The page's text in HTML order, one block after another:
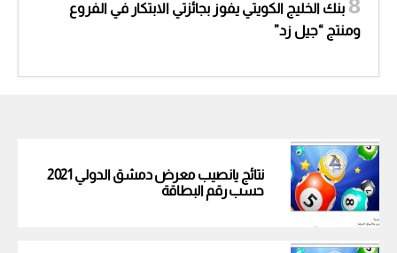
بنك الخليج الكويتي يفوز بجائزتي الابتكار في الفروع
ومنتج “جيل زد”
نتائج يانصيب معرض دمشق الدولي 2021
حسب رقم البطاقة